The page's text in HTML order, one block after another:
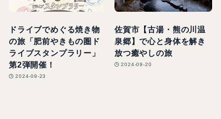
ドライブでめぐる焼き物
の旅「肥前やきもの圏ド
ライブスタンプラリー」
第2弾開催！
2024-09-23
佐賀市【古湯・熊の川温
泉郷】で心と身体を解き
放つ癒やしの旅
2024-09-20